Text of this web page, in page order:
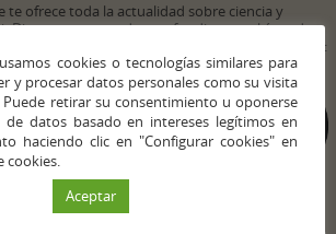
te ofrece toda la actualidad sobre ciencia y
pero puedes profundizar en el área de
interese visitando nuestros portales temáticos:
cookies o tecnologías similares para
y procesar datos personales como su visita
retirar su consentimiento u oponerse
de datos basado en intereses legítimos en
haciendo clic en "Configurar cookies" en
cookies.
Aceptar